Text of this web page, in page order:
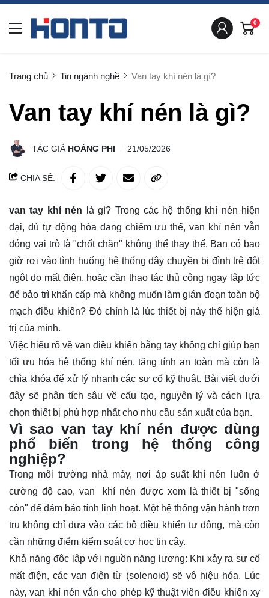
0
Trang chủ Tin ngành nghề Van tay khí nén là gì?
Van tay khí nén là gì?
TÁC GIẢ HOÀNG PHI 21/05/2026
CHIA SẺ:
van tay khí nén là gì? Trong các hệ thống khí nén hiện
đại, dù tự động hóa đang chiếm ưu thế, van khí nén vẫn
đóng vai trò là "chốt chặn" không thể thay thế. Bạn có bao
giờ rơi vào tình huống hệ thống dây chuyền bị đình trệ đột
ngột do mất điện, hoặc cần thao tác thủ công ngay lập tức
để bảo trì khẩn cấp mà không muốn làm gián đoạn toàn bộ
mạch điều khiển? Đó chính là lúc thiết bị này thể hiện giá
trị của mình.
Việc hiểu rõ về van điều khiển bằng tay không chỉ giúp bạn
tối ưu hóa hệ thống khí nén, tăng tính an toàn mà còn là
chìa khóa để xử lý nhanh các sự cố kỹ thuật. Bài viết dưới
đây sẽ phân tích sâu về cấu tạo, nguyên lý và cách lựa
chọn thiết bị phù hợp nhất cho nhu cầu sản xuất của bạn.
Vì sao van tay khí nén được dùng
phổ biến trong hệ thống công
nghiệp?
Trong môi trường nhà máy, nơi áp suất khí nén luôn ở
cường độ cao, van khí nén được xem là thiết bị "sống
còn" để đảm bảo tính linh hoạt. Một hệ thống vận hành trơn
tru không chỉ dựa vào các bộ điều khiển tự động, mà còn
cần những điểm kiểm soát cơ học tin cậy.
Khả năng độc lập với nguồn năng lượng: Khi xảy ra sự cố
mất điện, các van điện từ (solenoid) sẽ vô hiệu hóa. Lúc
này, van khí nén vẫn cho phép kỹ thuật viên điều khiển xy